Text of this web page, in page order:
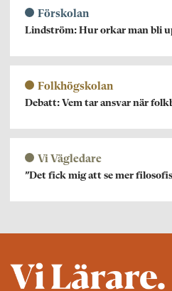
Förskolan
Lindström: Hur orkar man bli
Folkhögskolan
Debatt: Vem tar ansvar när
Vi Vägledare
”Det fick mig att se mer